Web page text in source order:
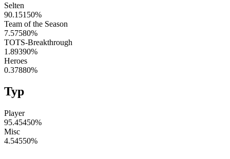
Selten
90.15150%
Team of the Season
7.57580%
TOTS-Breakthrough
1.89390%
Heroes
0.37880%
Typ
Player
95.45450%
Misc
4.54550%